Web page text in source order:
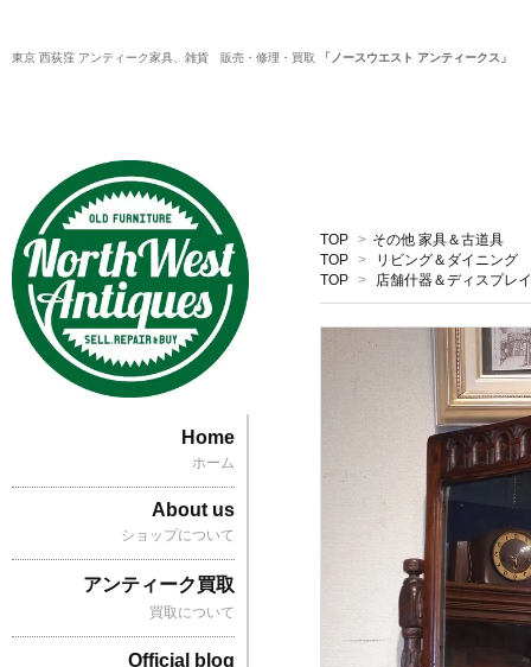
東京 西荻窪 アンティーク家具、雑貨 販売・修理・買取 「ノースウエスト アンティークス」
TOP > その他 家具＆古道具
TOP >
リビング＆ダイニング
TOP > 店舗什器＆ディスプレイ
Home
ホーム
About us
ショップについて
アンティーク買取
買取について
Official blog